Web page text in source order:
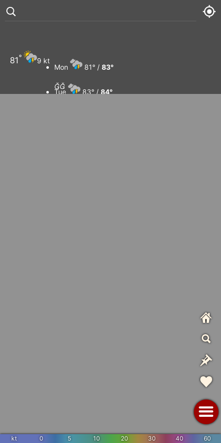
kt 0 5 10 20 30 40 60
81° 9 kt
Mon 81° / 83°
Tue 83° / 84°
